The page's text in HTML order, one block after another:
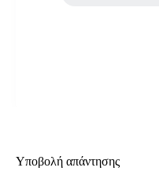
Υποβολή απάντησης